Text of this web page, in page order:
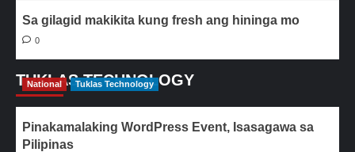
Sa gilagid makikita kung fresh ang hininga mo
0
TUKLAS TECHNOLOGY
National Tuklas Technology
Pinakamalaking WordPress Event, Isasagawa sa
Pilipinas